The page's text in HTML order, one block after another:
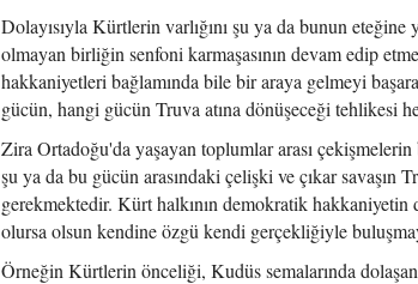
Dolayısıyla Kürtlerin varlığını şu ya da bunun
olmayan birliğin senfoni karmaşasının devam edip
hakkaniyetleri bağlamında bile bir araya gelmeyi
gücün, hangi gücün Truva atına dönüşeceği tehlikesi
Zira Ortadoğu'da yaşayan toplumlar arası
şu ya da bu gücün arasındaki çelişki ve çıkar savaşın
gerekmektedir. Kürt halkının demokratik
olursa olsun kendine özgü kendi gerçekliğiyle
Örneğin Kürtlerin önceliği, Kudüs semalarında